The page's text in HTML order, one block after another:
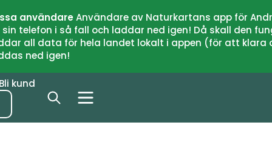
användareAnvändare av Naturkartans app för
telefon i så fall och laddar ned igen! Då skall den
all data för hela landet lokalt i appen (för att
ned igen!
Bli kund